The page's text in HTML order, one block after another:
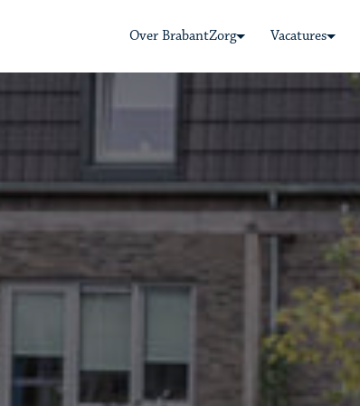
Over BrabantZorg Vacatures